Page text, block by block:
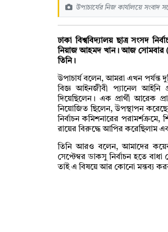
উপাচার্যের নিজ কার্যালয়ে
ঢাকা বিশ্ববিদ্যালয় ছাত্র সংসদ
নিয়াজ আহমদ খান। আজ সোমবার (১
তিনি।
উপাচার্য বলেন, আমরা এখন পর্যন্ত
বিজ্ঞ আইনজীবী প্যানেল
দিয়েছিলেন। এক প্রার্থী আরেক
নিয়োজিত ছিলেন, উপস্থাপন
নির্বাচন কমিশনারের
রায়ের বিরুদ্ধে আপির করেছিলাম
তিনি আরও বলেন, আমাদের
সেপ্টেম্বর ডাকসু নির্বাচন হতে
তাই এ বিষয়ে আর কোনো মন্তব্য